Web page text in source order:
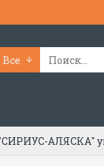
Все
АЛЯСКА"